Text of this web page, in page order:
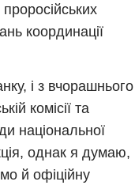
координації
і з вчорашнього
комісії та
національної
однак я думаю,
й офіційну